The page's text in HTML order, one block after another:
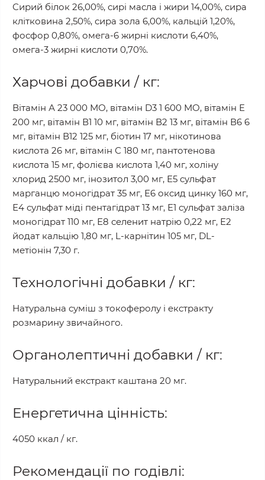
Сирий білок 26,00%, сирі масла і жири 14,00%, сира
клітковина 2,50%, сира зола 6,00%, кальцій 1,20%,
фосфор 0,80%, омега-6 жирні кислоти 6,40%,
омега-3 жирні кислоти 0,70%.
Харчові добавки / кг:
Вітамін А 23 000 МО, вітамін D3 1 600 МО, вітамін Е
200 мг, вітамін В1 10 мг, вітамін В2 13 мг, вітамін В6 6
мг, вітамін В12 125 мг, біотин 17 мг, нікотинова
кислота 26 мг, вітамін С 180 мг, пантотенова
кислота 15 мг, фолієва кислота 1,40 мг, холіну
хлорид 2500 мг, інозитол 3,00 мг, Е5 сульфат
марганцю моногідрат 35 мг, Е6 оксид цинку 160 мг,
Е4 сульфат міді пентагідрат 13 мг, Е1 сульфат заліза
моногідрат 110 мг, Е8 селенит натрію 0,22 мг, Е2
йодат кальцію 1,80 мг, L-карнітин 105 мг, DL-
метіонін 7,30 г.
Технологічні добавки / кг:
Натуральна суміш з токоферолу і екстракту
розмарину звичайного.
Органолептичні добавки / кг:
Натуральний екстракт каштана 20 мг.
Енергетична цінність:
4050 ккал / кг.
Рекомендації по годівлі: